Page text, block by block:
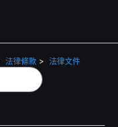
法律條款 法律文件